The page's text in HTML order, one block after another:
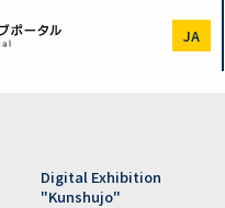
JA
Digital Exhibition
"Kunshujo"